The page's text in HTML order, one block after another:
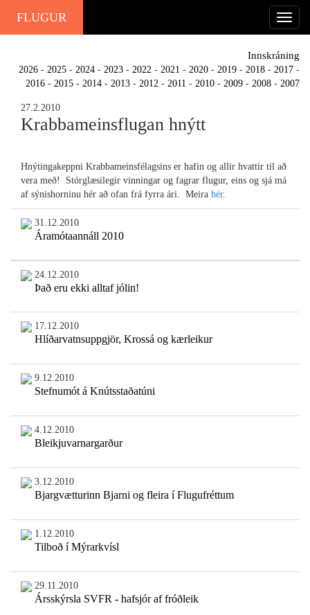
FLUGUR
Innskráning
2026 - 2025 - 2024 - 2023 - 2022 - 2021 - 2020 - 2019 - 2018 - 2017 -
2016 - 2015 - 2014 - 2013 - 2012 - 2011 - 2010 - 2009 - 2008 - 2007
27.2.2010
Krabbameinsflugan hnýtt
Hnýtingakeppni Krabbameinsfélagsins er hafin og allir hvattir til að
vera með! Stórglæsilegir vinningar og fagrar flugur, eins og sjá má
af sýnishorninu hér að ofan frá fyrra ári. Meira hér.
31.12.2010
Áramótaannáll 2010
24.12.2010
Það eru ekki alltaf jólin!
17.12.2010
Hlíðarvatnsuppgjör, Krossá og kærleikur
9.12.2010
Stefnumót á Knútsstaðatúni
4.12.2010
Bleikjuvarnargarður
3.12.2010
Bjargvætturinn Bjarni og fleira í Flugufréttum
1.12.2010
Tilboð í Mýrarkvísl
29.11.2010
Ársskýrsla SVFR - hafsjór af fróðleik